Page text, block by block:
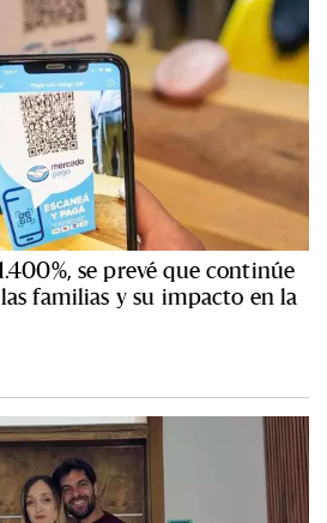
se prevé que continúe
familias y su impacto en la